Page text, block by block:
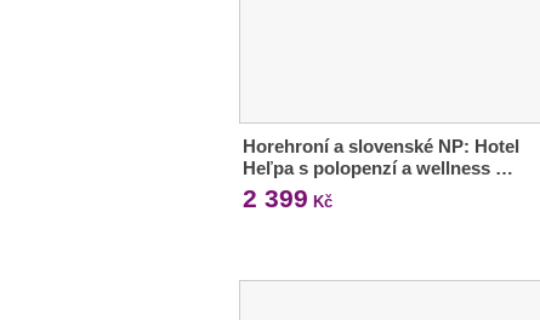
Horehroní a slovenské NP: Hotel
Heľpa s polopenzí a wellness …
2 399 Kč